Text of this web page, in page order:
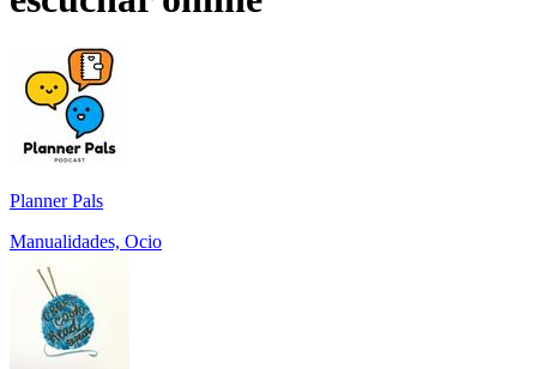
Planner Pals
Manualidades, Ocio